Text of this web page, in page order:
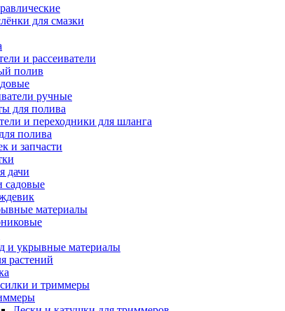
для смазки
и рассеиватели
полив
ручные
для полива
и переходники для шланга
полива
и запчасти
дачи
садовые
материалы
и укрывные материалы
растений
и триммеры